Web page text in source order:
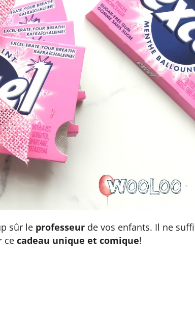
sûr le professeur de vos enfants. Il ne
ce cadeau unique et comique!